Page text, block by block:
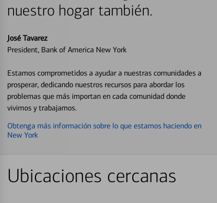
nuestro hogar también.
José Tavarez
President, Bank of America New York
Estamos comprometidos a ayudar a nuestras comunidades a
prosperar, dedicando nuestros recursos para abordar los
problemas que más importan en cada comunidad donde
vivimos y trabajamos.
Obtenga más información sobre lo que estamos haciendo en
New York
Ubicaciones cercanas